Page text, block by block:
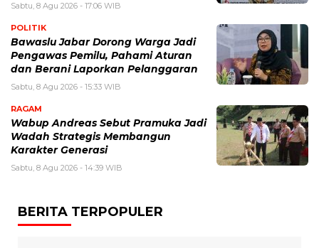
Sabtu, 8 Agu 2026 - 17:06 WIB
POLITIK
Bawaslu Jabar Dorong Warga Jadi
Pengawas Pemilu, Pahami Aturan
dan Berani Laporkan Pelanggaran
Sabtu, 8 Agu 2026 - 15:33 WIB
RAGAM
Wabup Andreas Sebut Pramuka Jadi
Wadah Strategis Membangun
Karakter Generasi ‎
Sabtu, 8 Agu 2026 - 14:39 WIB
BERITA TERPOPULER